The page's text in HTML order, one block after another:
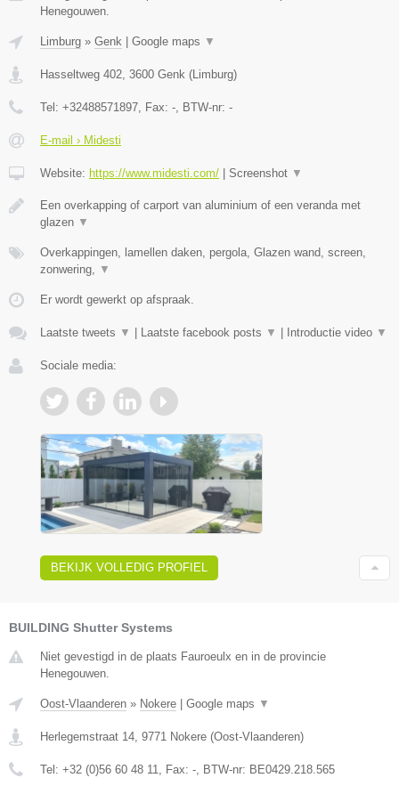
Henegouwen.
Limburg » Genk Google maps ▼
Hasseltweg 402 3600 Genk ( Limburg)
Tel: +32488571897 , Fax: - , BTW-nr: -
E-mail › Midesti
Website: https://www.midesti.com/ Screenshot ▼
Een overkapping of carport van aluminium of een veranda met
glazen ▼
Overkappingen, lamellen daken, pergola, Glazen wand, screen,
zonwering,
▼
Er wordt gewerkt op afspraak.
Laatste tweets ▼ Laatste facebook posts ▼ Introductie video ▼
Sociale media:
BEKIJK VOLLEDIG PROFIEL
BUILDING Shutter Systems
Niet gevestigd in de plaats Fauroeulx en in de provincie
Henegouwen.
Oost-Vlaanderen » Nokere Google maps ▼
Herlegemstraat 14 9771 Nokere (Oost-Vlaanderen)
Tel: +32 (0)56 60 48 11 , Fax: - , BTW-nr: BE0429.218.565